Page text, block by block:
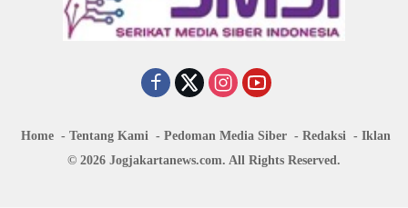
Home Tentang Kami Pedoman Media Siber Redaksi
Iklan
© 2026 Jogjakartanews.com. All Rights Reserved.